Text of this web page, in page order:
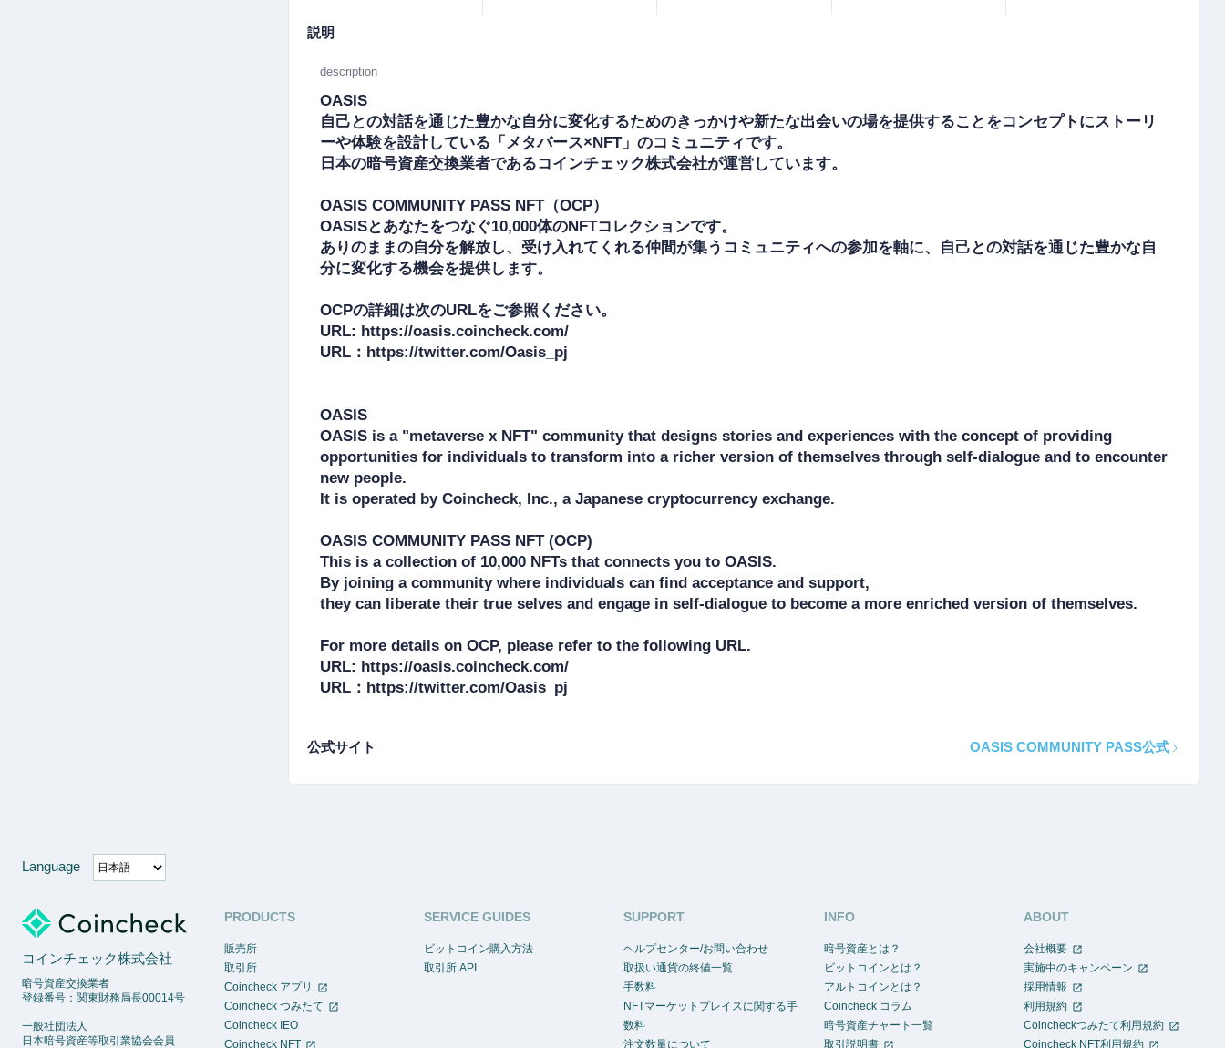
説明
description
OASIS
自己との対話を通じた豊かな自分に変化するためのきっかけや新たな出会いの場を提供することをコンセプトにストーリ
ーや体験を設計している「メタバース×NFT」のコミュニティです。
日本の暗号資産交換業者であるコインチェック株式会社が運営しています。
OASIS COMMUNITY PASS NFT（OCP）
OASISとあなたをつなぐ10,000体のNFTコレクションです。
ありのままの自分を解放し、受け入れてくれる仲間が集うコミュニティへの参加を軸に、自己との対話を通じた豊かな自
分に変化する機会を提供します。
OCPの詳細は次のURLをご参照ください。
URL: https://oasis.coincheck.com/
URL：https://twitter.com/Oasis_pj
OASIS
OASIS is a "metaverse x NFT" community that designs stories and experiences with the concept of providing
opportunities for individuals to transform into a richer version of themselves through self-dialogue and to encounter
new people.
It is operated by Coincheck, Inc., a Japanese cryptocurrency exchange.
OASIS COMMUNITY PASS NFT (OCP)
This is a collection of 10,000 NFTs that connects you to OASIS.
By joining a community where individuals can find acceptance and support,
they can liberate their true selves and engage in self-dialogue to become a more enriched version of themselves.
For more details on OCP, please refer to the following URL.
URL: https://oasis.coincheck.com/
公式サイト OASIS COMMUNITY PASS公式
Language
コインチェック株式会社
暗号資産交換業者
登録番号：関東財務局長00014号
一般社団法人
日本暗号資産等取引業協会会員
PRODUCTS
販売所
取引所
Coincheck アプリ
Coincheck つみたて
Coincheck IEO
Coincheck NFT
SERVICE GUIDES
ビットコイン購入方法
取引所 API
SUPPORT
ヘルプセンター/お問い合わせ
取扱い通貨の終値一覧
手数料
NFTマーケットプレイスに関する手
数料
注文数量について
INFO
暗号資産とは？
ビットコインとは？
アルトコインとは？
Coincheck コラム
暗号資産チャート一覧
取引説明書
ABOUT
会社概要
実施中のキャンペーン
採用情報
利用規約
Coincheckつみたて利用規約
Coincheck NFT利用規約